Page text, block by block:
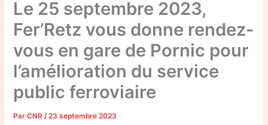
Le 25 septembre 2023,
Fer’Retz vous donne rendez-
vous en gare de Pornic pour
l’amélioration du service
public ferroviaire
ParCNR/23 septembre 2023